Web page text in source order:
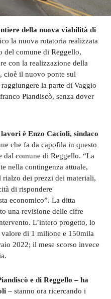
della nuova viabilità di
la nuova rotatoria realizzata
del comune di Reggello,
con la realizzazione della
cioè il nuovo ponte sul
la parte di Vaggio
Piandiscò, senza dover
è Enzo Cacioli, sindaco
che fa da capofila in questo
dal comune di Reggello. “La
nella contingenza attuale,
dei prezzi dei materiali,
di rispondere
economico”. La ditta
una revisione delle cifre
L’intero progetto, lo
di 1 milione e 150mila
2022; il mese scorso invece
e di Reggello – ha
– stanno ora ricercando i